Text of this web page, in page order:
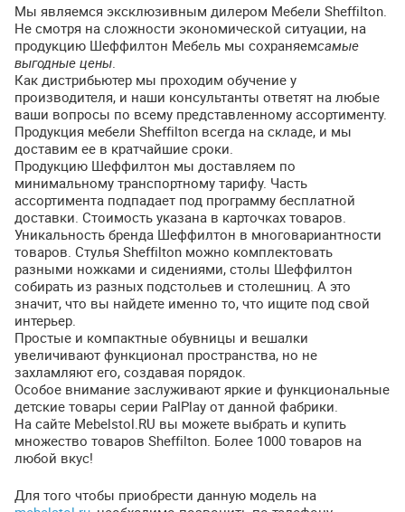
Мы являемся эксклюзивным дилером Мебели Sheffilton.
Не смотря на сложности экономической ситуации, на
продукцию Шеффилтон Мебель мы сохраняемсамые
выгодные цены
Как дистрибьютер мы проходим обучение у
производителя, и наши консультанты ответят на любые
ваши вопросы по всему представленному ассортименту.
Продукция мебели Sheffilton всегда на складе, и мы
доставим ее в кратчайшие сроки.
Продукцию Шеффилтон мы доставляем по
минимальному транспортному тарифу. Часть
ассортимента подпадает под программу бесплатной
доставки. Стоимость указана в карточках товаров.
Уникальность бренда Шеффилтон в многовариантности
товаров. Стулья Sheffilton можно комплектовать
разными ножками и сидениями, столы Шеффилтон
собирать из разных подстольев и столешниц. А это
значит, что вы найдете именно то, что ищите под свой
интерьер.
Простые и компактные обувницы и вешалки
увеличивают функционал пространства, но не
захламляют его, создавая порядок.
Особое внимание заслуживают яркие и функциональные
детские товары серии PalPlay от данной фабрики.
На сайте Mebelstol.RU вы можете выбрать и купить
множество товаров Sheffilton. Более 1000 товаров на
любой вкус!
Для того чтобы приобрести данную модель на